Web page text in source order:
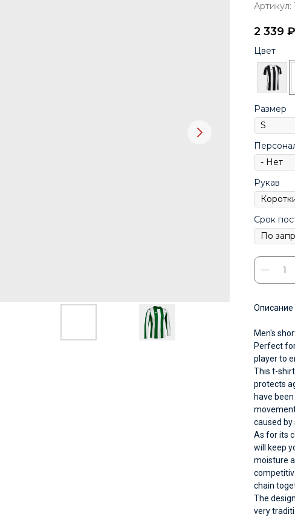
Артикул:
2 339 ₽
Цвет
Размер
Рукав
Срок
Описание
Men's
Perfect
player to
This t-
protects
have
caused by
As for its
will keep
moisture
chain
The
very